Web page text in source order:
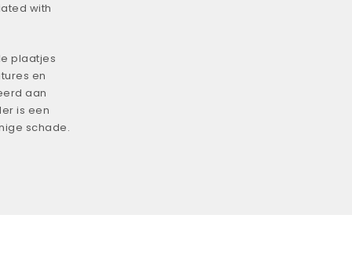
with
plaatjes
en
aan
is een
schade.